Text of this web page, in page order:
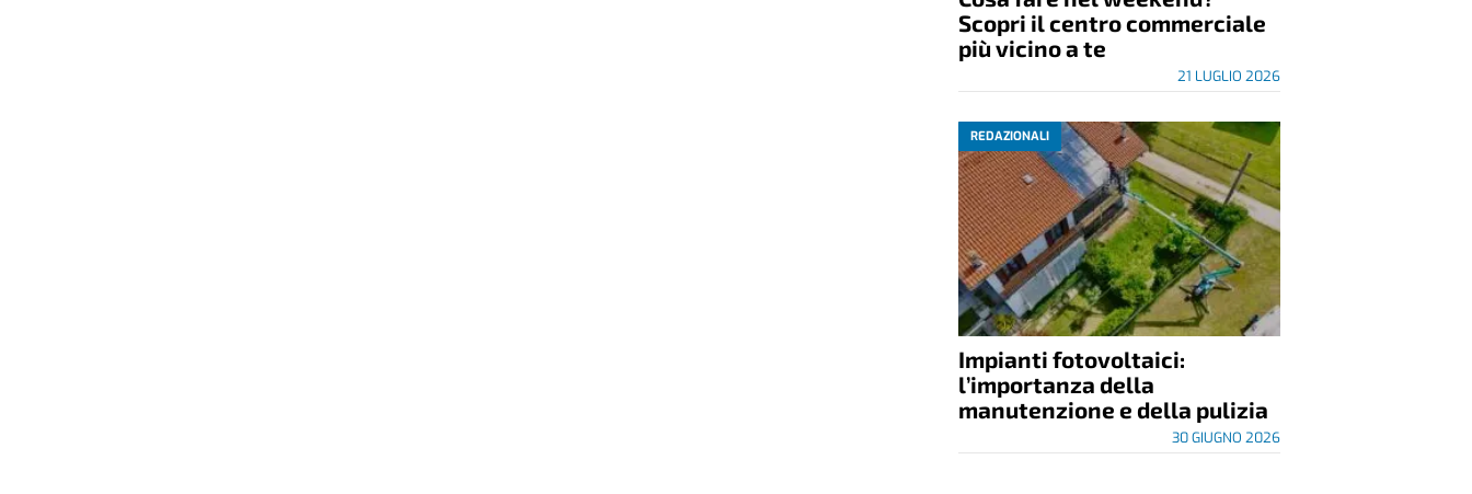
Scopri il centro commerciale
più vicino a te
21 LUGLIO 2026
REDAZIONALI
Impianti fotovoltaici:
l’importanza della
manutenzione e della pulizia
30 GIUGNO 2026